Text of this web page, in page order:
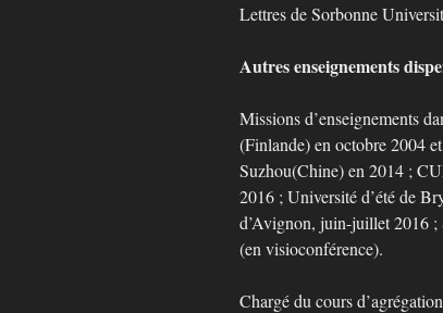
Lettres de Sorbonne
Autres enseignements
Missions d’enseignements
(Finlande) en octobre 2004
Suzhou(Chine) en 2014 ;
2016 ; Université d’été de
d’Avignon, juin-juillet 2016
(en visioconférence).
Chargé du cours